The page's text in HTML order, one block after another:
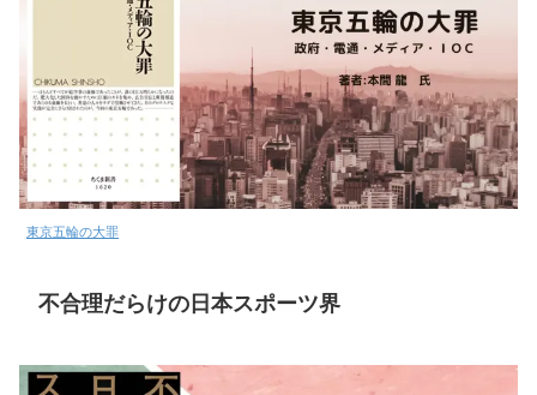
東京五輪の大罪
不合理だらけの日本スポーツ界